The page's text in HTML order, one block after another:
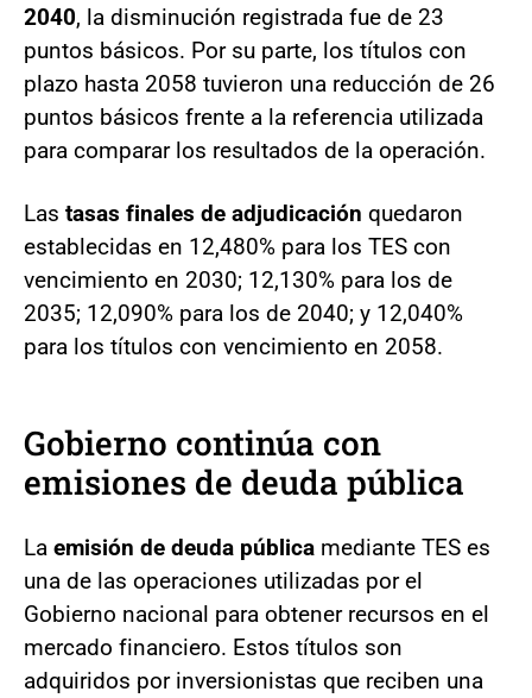
2040, la disminución registrada fue de 23
puntos básicos. Por su parte, los títulos con
plazo hasta 2058 tuvieron una reducción de 26
puntos básicos frente a la referencia utilizada
para comparar los resultados de la operación.
Las tasas finales de adjudicación quedaron
establecidas en 12,480% para los TES con
vencimiento en 2030; 12,130% para los de
2035; 12,090% para los de 2040; y 12,040%
para los títulos con vencimiento en 2058.
Gobierno continúa con
emisiones de deuda pública
La emisión de deuda pública mediante TES es
una de las operaciones utilizadas por el
Gobierno nacional para obtener recursos en el
mercado financiero. Estos títulos son
adquiridos por inversionistas que reciben una